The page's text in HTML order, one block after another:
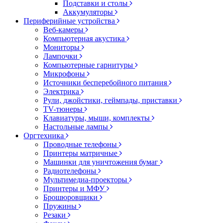
Подставки и столы
Аккумуляторы
Периферийные устройства
Веб-камеры
Компьютерная акустика
Мониторы
Лампочки
Компьютерные гарнитуры
Микрофоны
Источники бесперебойного питания
Электрика
Рули, джойстики, геймпады, приставки
TV-тюнеры
Клавиатуры, мыши, комплекты
Настольные лампы
Оргтехника
Проводные телефоны
Принтеры матричные
Машинки для уничтожения бумаг
Радиотелефоны
Мультимедиа-проекторы
Принтеры и МФУ
Брошюровщики
Пружины
Резаки